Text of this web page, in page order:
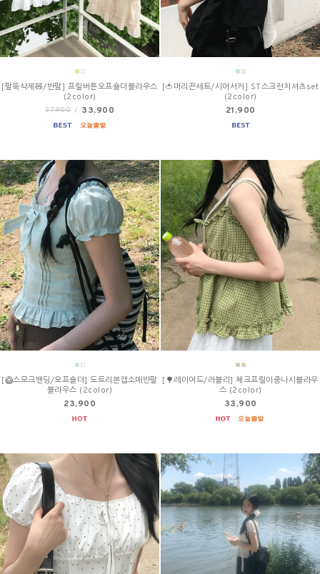
[팔뚝삭제🧸/반팔] 프릴버튼오프숄더블라우스
(2color)
37,900 / 33,900
[🍅머리끈세트/시어서커] ST스크런치셔츠set
(2color)
21,900
[🥝스모크밴딩/오프숄더] 도트리본캡소매반팔
블라우스 (2color)
23,900
[🌳레이어드/러블리] 체크프릴이중나시블라우
스 (2color)
33,900